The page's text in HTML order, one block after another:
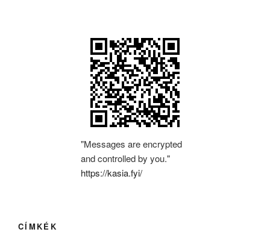
"Messages are encrypted
and controlled by you."
https://kasia.fyi/
CÍMKÉK